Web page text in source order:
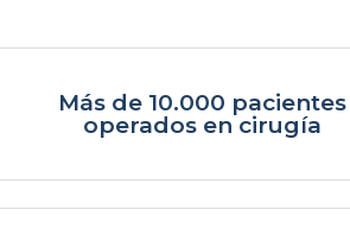
Más de 10.000 pacientes
operados en cirugía